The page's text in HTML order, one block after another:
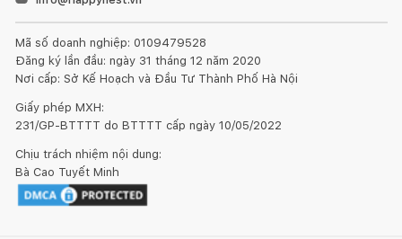
Mã số doanh nghiệp: 0109479528
Đăng ký lần đầu: ngày 31 tháng 12 năm 2020
Nơi cấp: Sở Kế Hoạch và Đầu Tư Thành Phố Hà Nội
Giấy phép MXH:
231/GP-BTTTT do BTTTT cấp ngày 10/05/2022
Chịu trách nhiệm nội dung:
Bà Cao Tuyết Minh